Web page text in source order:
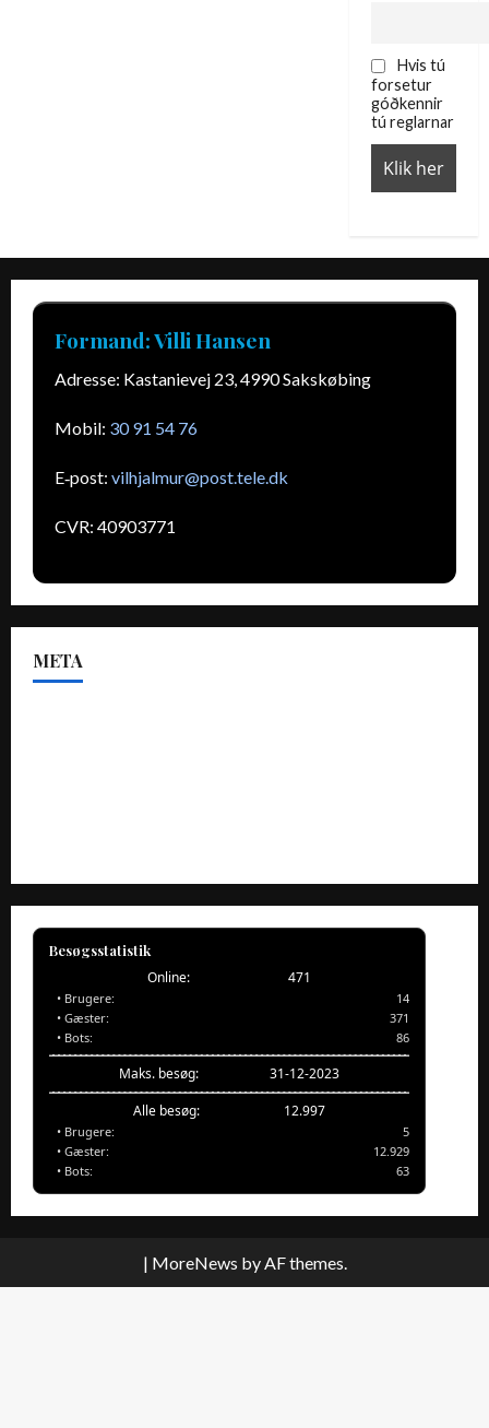
Hvis tú
forsetur
góðkennir
tú reglarnar
Formand: Villi Hansen
Adresse: Kastanievej 23, 4990 Sakskøbing
Mobil: 30 91 54 76
E‑post: vilhjalmur@post.tele.dk
CVR: 40903771
META
Besøgsstatistik
Online:
471
• Brugere:
14
• Gæster:
371
• Bots:
86
Maks. besøg:
31-12-2023
Alle besøg:
12.997
• Brugere:
5
• Gæster:
12.929
• Bots:
63
| MoreNews by AF themes.